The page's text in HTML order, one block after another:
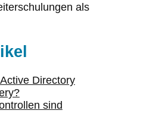
als
Directory
sind